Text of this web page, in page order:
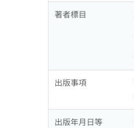
著者標目
出版事項
出版年月日等